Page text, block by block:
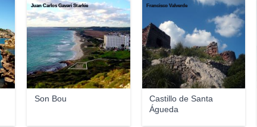
Son Bou
Juan Carlos Gavari Starkie
Castillo de Santa
Águeda
Francisco Valverde